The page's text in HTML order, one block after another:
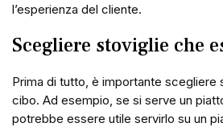
l’esperienza del cliente.
Scegliere stoviglie che
Prima di tutto, è importante scegliere
cibo. Ad esempio, se si serve un
potrebbe essere utile servirlo su un